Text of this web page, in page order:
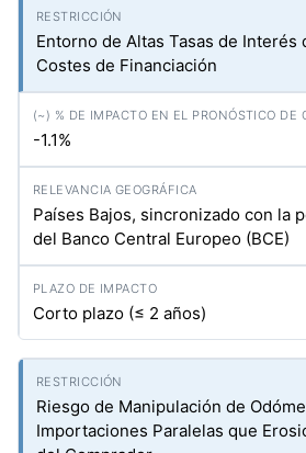
Entorno de Altas Tasas de Interés
Costes de Financiación
-1.1%
Países Bajos, sincronizado con la
del Banco Central Europeo (BCE)
Corto plazo (≤ 2 años)
Riesgo de Manipulación de
Importaciones Paralelas que